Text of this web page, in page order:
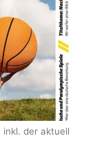
inkl. der aktuell